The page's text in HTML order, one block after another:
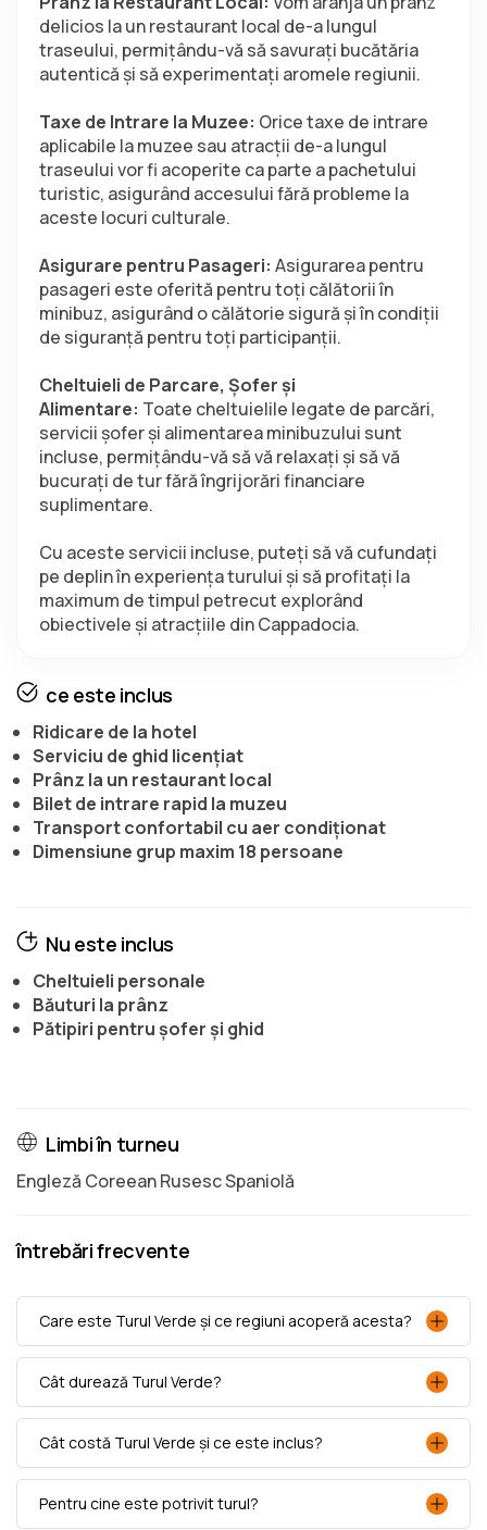
delicios la un restaurant local de-a lungul
traseului, permițându-vă să savurați bucătăria
autentică și să experimentați aromele regiunii.
Taxe de Intrare la Muzee: Orice taxe de intrare
aplicabile la muzee sau atracții de-a lungul
traseului vor fi acoperite ca parte a pachetului
turistic, asigurând accesului fără probleme la
aceste locuri culturale.
Asigurare pentru Pasageri: Asigurarea pentru
pasageri este oferită pentru toți călătorii în
minibuz, asigurând o călătorie sigură și în condiții
de siguranță pentru toți participanții.
Cheltuieli de Parcare, Șofer și
Alimentare: Toate cheltuielile legate de parcări,
servicii șofer și alimentarea minibuzului sunt
incluse, permițându-vă să vă relaxați și să vă
bucurați de tur fără îngrijorări financiare
suplimentare.
Cu aceste servicii incluse, puteți să vă cufundați
pe deplin în experiența turului și să profitați la
maximum de timpul petrecut explorând
obiectivele și atracțiile din Cappadocia.
ce este inclus
Ridicare de la hotel
Serviciu de ghid licențiat
Prânz la un restaurant local
Bilet de intrare rapid la muzeu
Transport confortabil cu aer condiționat
Dimensiune grup maxim 18 persoane
Nu este inclus
Cheltuieli personale
Băuturi la prânz
Pătipiri pentru șofer și ghid
Limbi în turneu
Engleză Coreean Rusesc Spaniolă
întrebări frecvente
Care este Turul Verde și ce regiuni acoperă acesta?
Cât durează Turul Verde?
Cât costă Turul Verde și ce este inclus?
Pentru cine este potrivit turul?